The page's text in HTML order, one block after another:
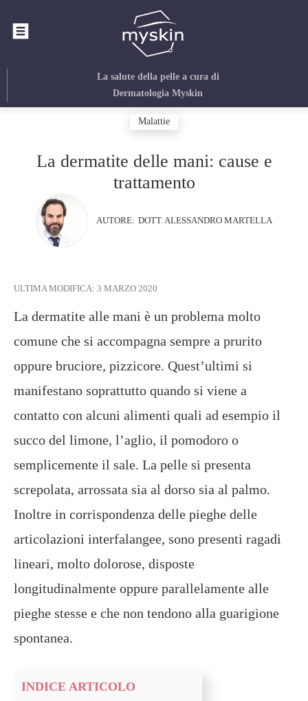
La salute della pelle a cura di
Dermatologia Myskin
Malattie
La dermatite delle mani: cause e
trattamento
AUTORE: DOTT. ALESSANDRO MARTELLA
ULTIMA MODIFICA: 3 MARZO 2020
La dermatite alle mani è un problema molto
comune che si accompagna sempre a prurito
oppure bruciore, pizzicore. Quest’ultimi si
manifestano soprattutto quando si viene a
contatto con alcuni alimenti quali ad esempio il
succo del limone, l’aglio, il pomodoro o
semplicemente il sale. La pelle si presenta
screpolata, arrossata sia al dorso sia al palmo.
Inoltre in corrispondenza delle pieghe delle
articolazioni interfalangee, sono presenti ragadi
lineari, molto dolorose, disposte
longitudinalmente oppure parallelamente alle
pieghe stesse e che non tendono alla guarigione
spontanea.
INDICE ARTICOLO